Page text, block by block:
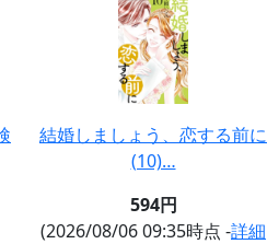
結婚しましょう、恋する前に
(10)…
594円
(2026/08/06 09:35時点 -詳細